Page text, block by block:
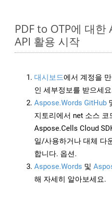
PDF to OTP에 대한
API 활용 시작
대시보드에서 계정을
인 세부정보를 받으세
Aspose.Words GitHub
지토리에서 net 소스
Aspose.Cells Cloud
일/사용하거나 대체 다
합니다. 옵션.
Aspose.Words 및
해 자세히 알아보세요.